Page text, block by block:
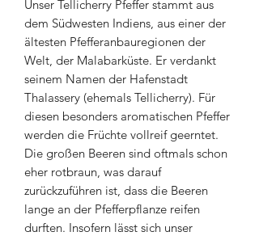
Unser Tellicherry Pfeffer stammt aus
dem Südwesten Indiens, aus einer der
ältesten Pfefferanbauregionen der
Welt, der Malabarküste. Er verdankt
seinem Namen der Hafenstadt
Thalassery (ehemals Tellicherry). Für
diesen besonders aromatischen Pfeffer
werden die Früchte vollreif geerntet.
Die großen Beeren sind oftmals schon
eher rotbraun, was darauf
zurückzuführen ist, dass die Beeren
lange an der Pfefferpflanze reifen
durften. Insofern lässt sich unser